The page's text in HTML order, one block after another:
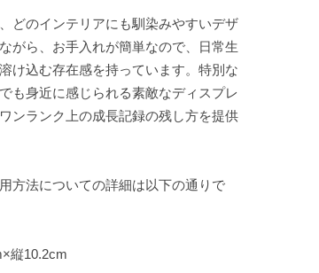
どのインテリアにも馴染みやすいデザ
がら、お手入れが簡単なので、日常生
け込む存在感を持っています。特別な
も身近に感じられる素敵なディスプレ
ンランク上の成長記録の残し方を提供
方法についての詳細は以下の通りで
縦10.2cm